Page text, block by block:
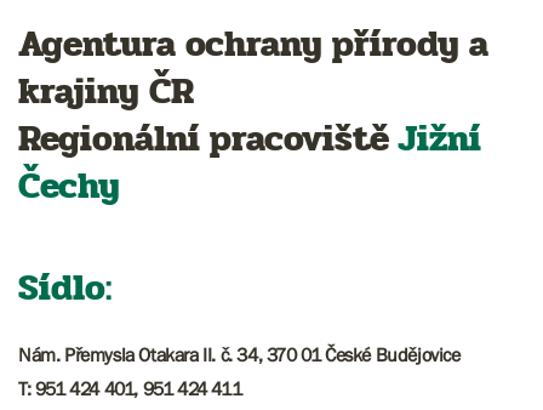
Agentura ochrany přírody a
krajiny ČR
Regionální pracovištěJižní
Čechy
Sídlo:
Nám. Přemysla Otakara II. č. 34, 370 01 České Budějovice
T: 951 424 401, 951 424 411